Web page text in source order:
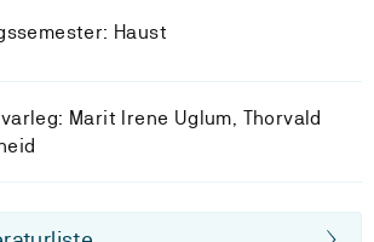
Haust
Marit Irene Uglum, Thorvald